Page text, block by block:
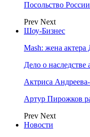
Посольство
Prev Next
Шоу-Бизнес
Mash: жена
Дело о
Актриса
Артур Пирожков
Prev Next
Новости